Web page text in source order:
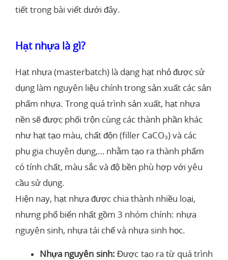
tiết trong bài viết dưới đây.
Hạt nhựa là gì?
Hạt nhựa (masterbatch) là dạng hạt nhỏ được sử
dụng làm nguyên liệu chính trong sản xuất các sản
phẩm nhựa. Trong quá trình sản xuất, hạt nhựa
nền sẽ được phối trộn cùng các thành phần khác
như hạt tạo màu, chất độn (filler CaCO₃) và các
phụ gia chuyên dụng,… nhằm tạo ra thành phẩm
có tính chất, màu sắc và độ bền phù hợp với yêu
cầu sử dụng.
Hiện nay, hạt nhựa được chia thành nhiều loại,
nhưng phổ biến nhất gồm 3 nhóm chính: nhựa
nguyên sinh, nhựa tái chế và nhựa sinh học.
Nhựa nguyên sinh: Được tạo ra từ quá trình